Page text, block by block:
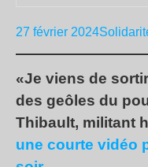
27 février 2024
«Je viens de
des geôles du
Thibault, militant
une courte vidéo